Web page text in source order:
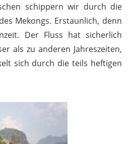
schippern wir durch die
Mekongs. Erstaunlich, denn
Der Fluss hat sicherlich
als zu anderen Jahreszeiten,
sich durch die teils heftigen